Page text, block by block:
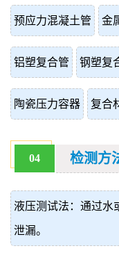
预应力混凝土管 金
铝塑复合管 钢塑复
陶瓷压力容器 复合
04 检测方
液压测试法：通过水
泄漏。